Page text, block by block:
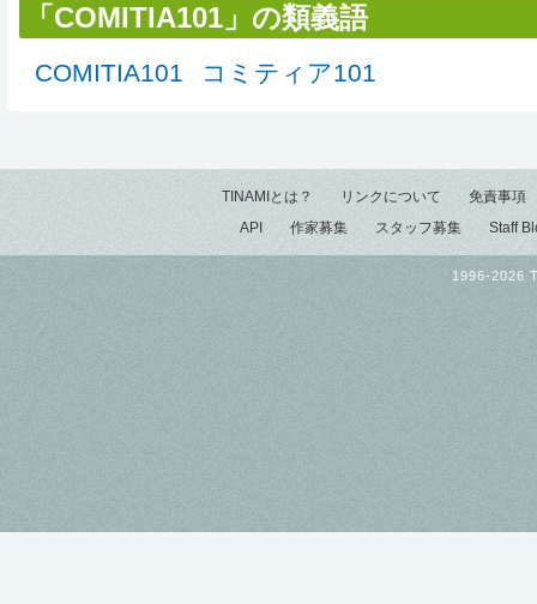
「COMITIA101」の類義語
COMITIA101 コミティア101
TINAMIとは？ リンクについて
免責事項
API
作家募集 スタッフ募集 Staff
1996-2026